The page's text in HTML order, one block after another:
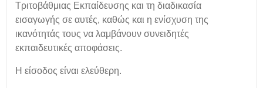
Τριτοβάθμιας Εκπαίδευσης και τη διαδικασία
εισαγωγής σε αυτές, καθώς και η ενίσχυση της
ικανότητάς τους να λαμβάνουν συνειδητές
εκπαιδευτικές αποφάσεις.
Η είσοδος είναι ελεύθερη.